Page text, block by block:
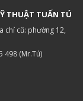
THUẬT TUẤN TÚ
chỉ cũ: phường 12,
498 (Mr.Tú)